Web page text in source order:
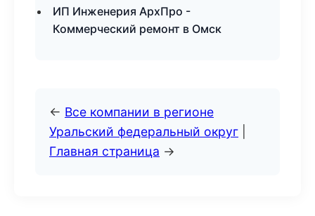
ИП Инженерия АрхПро -
Коммерческий ремонт в Омск
← Все компании в регионе
Уральский федеральный округ
Главная страница →